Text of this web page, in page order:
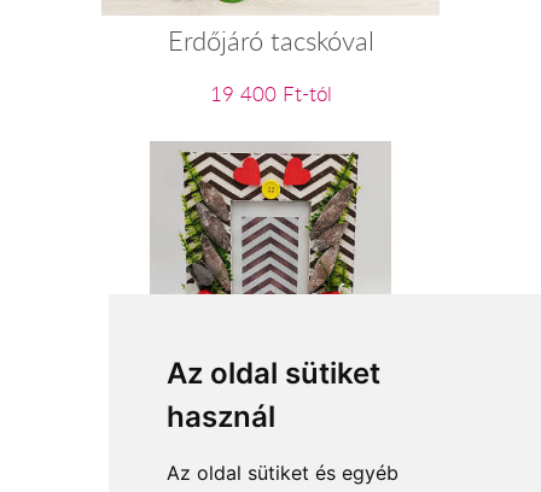
Az oldal sütiket
használ
Az oldal sütiket és egyéb
Erdőjáró tacskóval
19 400 Ft-tól
Asztali képkeret 1